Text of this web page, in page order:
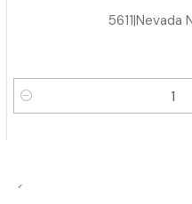
5611|Nevada
Cantidad